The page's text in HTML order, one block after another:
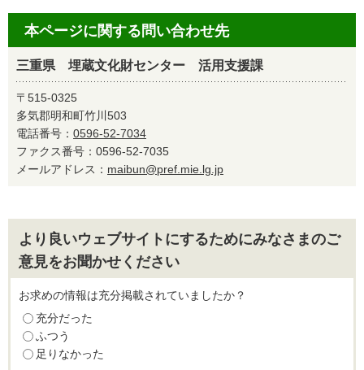
本ページに関する問い合わせ先
三重県 埋蔵文化財センター 活用支援課
〒515-0325
多気郡明和町竹川503
電話番号： 0596-52-7034
ファクス番号：0596-52-7035
メールアドレス： maibun@pref.mie.lg.jp
より良いウェブサイトにするためにみなさまのご
意見をお聞かせください
お求めの情報は充分掲載されていましたか？
充分だった
ふつう
足りなかった